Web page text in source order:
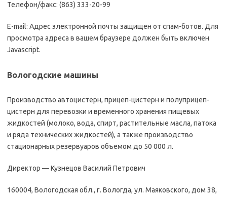
Телефон/факс: (863) 333-20-99
E-mail: Адрес электронной почты защищен от спам-ботов. Для
просмотра адреса в вашем браузере должен быть включен
Javascript.
Вологодские машины
Производство автоцистерн, прицеп-цистерн и полуприцеп-
цистерн для перевозки и временного хранения пищевых
жидкостей (молоко, вода, спирт, растительные масла, патока
и ряда технических жидкостей), а также производство
стационарных резервуаров объемом до 50 000 л.
Директор — Кузнецов Василий Петрович
160004, Вологодская обл., г. Вологда, ул. Маяковского, дом 38,